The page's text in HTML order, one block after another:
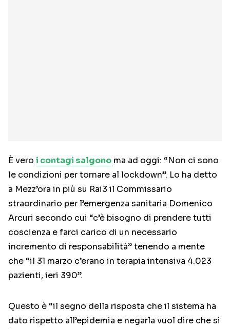
È vero i contagi salgono ma ad oggi: “Non ci sono
le condizioni per tornare al lockdown”. Lo ha detto
a Mezz’ora in più su Rai3 il Commissario
straordinario per l’emergenza sanitaria Domenico
Arcuri secondo cui “c’è bisogno di prendere tutti
coscienza e farci carico di un necessario
incremento di responsabilità” tenendo a mente
che “il 31 marzo c’erano in terapia intensiva 4.023
pazienti, ieri 390”.
Questo è “il segno della risposta che il sistema ha
dato rispetto all’epidemia e negarla vuol dire che si